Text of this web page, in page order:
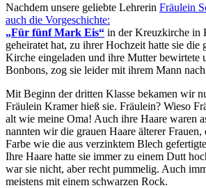
Nachdem unsere geliebte Lehrerin Fräulein
auch die Vorgeschichte:
Für fünf Mark Eis
in der Kreuzkirche in
geheiratet hat, zu ihrer Hochzeit hatte sie die
Kirche eingeladen und ihre Mutter bewirtete
Bonbons, zog sie leider mit ihrem Mann
Mit Beginn der dritten Klasse bekamen wir
Fräulein Kramer hieß sie. Fräulein? Wieso
alt wie meine Oma! Auch ihre Haare waren
nannten wir die grauen Haare älterer Frauen,
Farbe wie die aus verzinktem Blech
Ihre Haare hatte sie immer zu einem Dutt
war sie nicht, aber recht pummelig. Auch
meistens mit einem schwarzen Rock.